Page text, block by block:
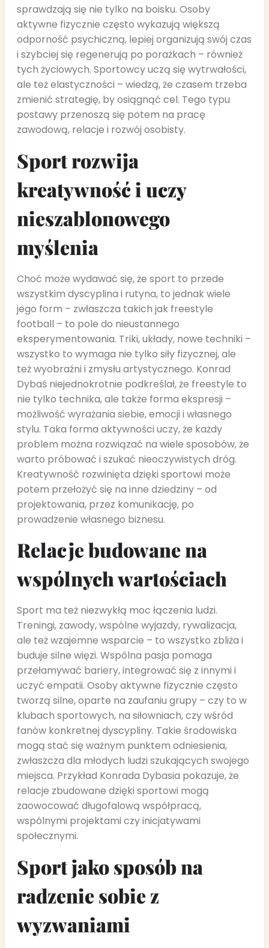
sprawdzają się nie tylko na boisku. Osoby
aktywne fizycznie często wykazują większą
odporność psychiczną, lepiej organizują swój czas
i szybciej się regenerują po porażkach – również
tych życiowych. Sportowcy uczą się wytrwałości,
ale też elastyczności – wiedzą, że czasem trzeba
zmienić strategię, by osiągnąć cel. Tego typu
postawy przenoszą się potem na pracę
zawodową, relacje i rozwój osobisty.
Sport rozwija
kreatywność i uczy
nieszablonowego
myślenia
Choć może wydawać się, że sport to przede
wszystkim dyscyplina i rutyna, to jednak wiele
jego form – zwłaszcza takich jak freestyle
football – to pole do nieustannego
eksperymentowania. Triki, układy, nowe techniki –
wszystko to wymaga nie tylko siły fizycznej, ale
też wyobraźni i zmysłu artystycznego. Konrad
Dybaś niejednokrotnie podkreślał, że freestyle to
nie tylko technika, ale także forma ekspresji –
możliwość wyrażania siebie, emocji i własnego
stylu. Taka forma aktywności uczy, że każdy
problem można rozwiązać na wiele sposobów, że
warto próbować i szukać nieoczywistych dróg.
Kreatywność rozwinięta dzięki sportowi może
potem przełożyć się na inne dziedziny – od
projektowania, przez komunikację, po
prowadzenie własnego biznesu.
Relacje budowane na
wspólnych wartościach
Sport ma też niezwykłą moc łączenia ludzi.
Treningi, zawody, wspólne wyjazdy, rywalizacja,
ale też wzajemne wsparcie – to wszystko zbliża i
buduje silne więzi. Wspólna pasja pomaga
przełamywać bariery, integrować się z innymi i
uczyć empatii. Osoby aktywne fizycznie często
tworzą silne, oparte na zaufaniu grupy – czy to w
klubach sportowych, na siłowniach, czy wśród
fanów konkretnej dyscypliny. Takie środowiska
mogą stać się ważnym punktem odniesienia,
zwłaszcza dla młodych ludzi szukających swojego
miejsca. Przykład Konrada Dybasia pokazuje, że
relacje zbudowane dzięki sportowi mogą
zaowocować długofalową współpracą,
wspólnymi projektami czy inicjatywami
społecznymi.
Sport jako sposób na
radzenie sobie z
wyzwaniami